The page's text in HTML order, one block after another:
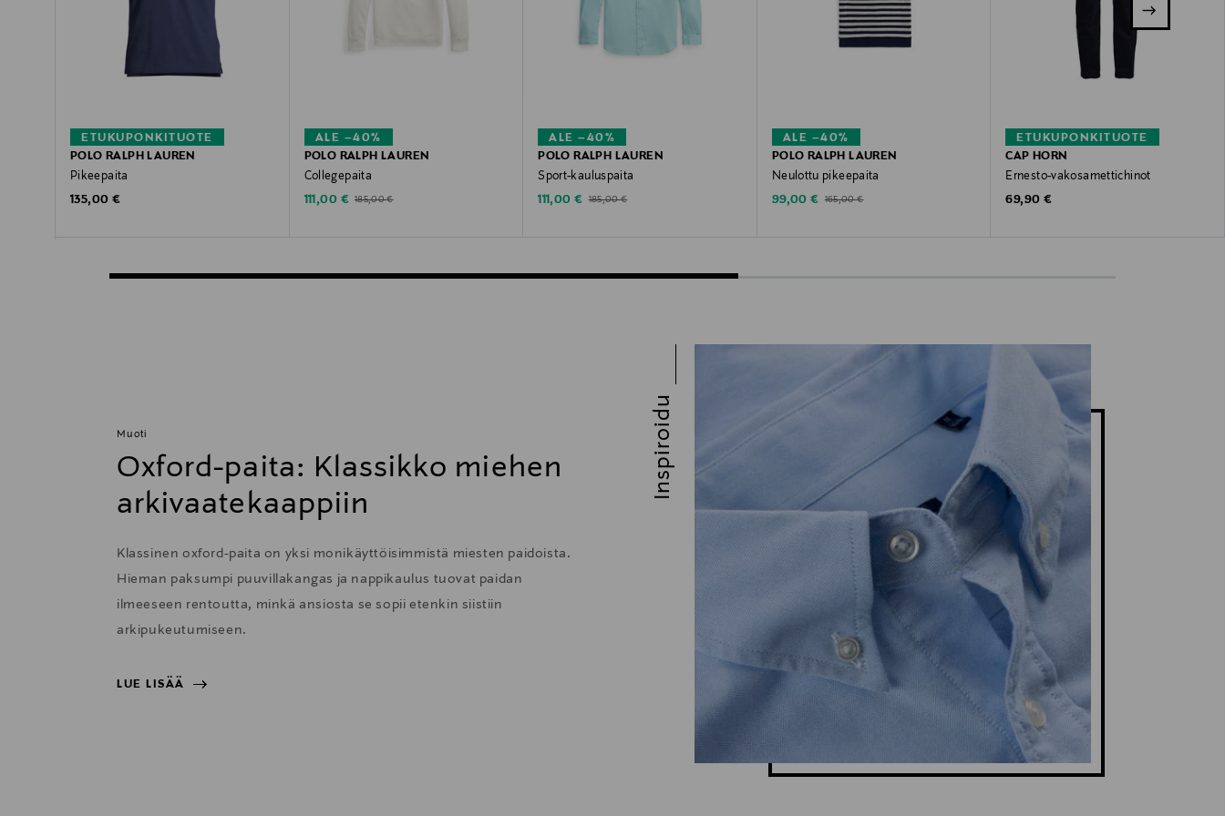
ETUKUPONKITUOTE
POLO RALPH LAUREN
Pikeepaita
Original Price
135,00 €
ALE –40%
POLO RALPH LAUREN
Collegepaita
Discounted Price
111,00 € Original Price
185,00 €
ALE –40%
POLO RALPH LAUREN
Sport-kauluspaita
Discounted Price
111,00 € Original Price
185,00 €
ALE –40%
POLO RALPH LAUREN
Neulottu pikeepaita
Discounted Price
99,00 € Original Price
165,00 €
ETUKUPONKITUOTE
CAP HORN
Ernesto-vakosamettichinot
Original Price
69,90 €
Muoti
Oxford-paita: Klassikko miehen
arkivaatekaappiin
Klassinen oxford-paita on yksi monikäyttöisimmistä miesten paidoista.
Hieman paksumpi puuvillakangas ja nappikaulus tuovat paidan
ilmeeseen rentoutta, minkä ansiosta se sopii etenkin siistiin
arkipukeutumiseen.
LUE LISÄÄ
Inspiroidu